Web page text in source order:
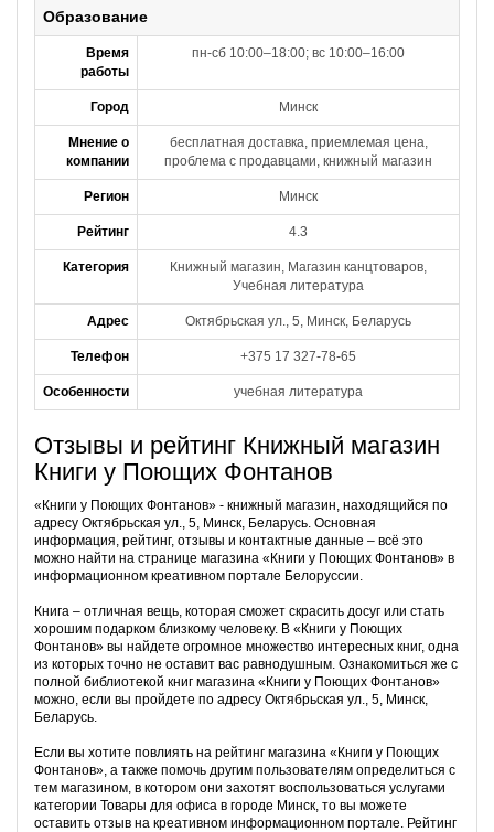
Образование
Время
работы
пн-сб 10:00–18:00; вс 10:00–16:00
Город Минск
Мнение о
компании
бесплатная доставка, приемлемая цена,
проблема с продавцами, книжный магазин
Регион Минск
Рейтинг 4.3
Категория
Книжный магазин, Магазин канцтоваров,
Учебная литература
Адрес Октябрьская ул., 5, Минск, Беларусь
Телефон +375 17 327-78-65
Особенности учебная литература
Отзывы и рейтинг Книжный магазин
Книги у Поющих Фонтанов
«Книги у Поющих Фонтанов» - книжный магазин, находящийся по
адресу Октябрьская ул., 5, Минск, Беларусь. Основная
информация, рейтинг, отзывы и контактные данные – всё это
можно найти на странице магазина «Книги у Поющих Фонтанов» в
информационном креативном портале Белоруссии.
Книга – отличная вещь, которая сможет скрасить досуг или стать
хорошим подарком близкому человеку. В «Книги у Поющих
Фонтанов» вы найдете огромное множество интересных книг, одна
из которых точно не оставит вас равнодушным. Ознакомиться же с
полной библиотекой книг магазина «Книги у Поющих Фонтанов»
можно, если вы пройдете по адресу Октябрьская ул., 5, Минск,
Беларусь.
Если вы хотите повлиять на рейтинг магазина «Книги у Поющих
Фонтанов», а также помочь другим пользователям определиться с
тем магазином, в котором они захотят воспользоваться услугами
категории Товары для офиса в городе Минск, то вы можете
оставить отзыв на креативном информационном портале. Рейтинг